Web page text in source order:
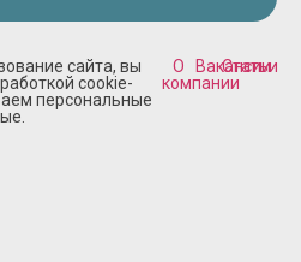
сайта, вы
cookie-
персональные
О
компании
Вакансии
Статьи